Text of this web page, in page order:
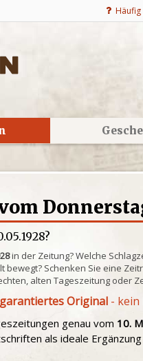
Häufig
in der Zeitung? Welche
bewegt? Schenken Sie eine
alten Tageszeitung oder
garantiertes Original - kein
genau vom 10.
als ideale